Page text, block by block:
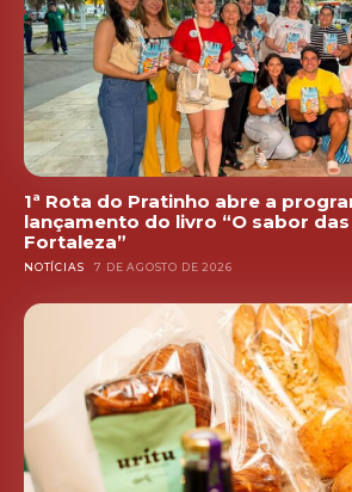
1ª Rota do Pratinho abre a
lançamento do livro “O sabor
Fortaleza”
NOTÍCIAS 7 DE AGOSTO DE 2026